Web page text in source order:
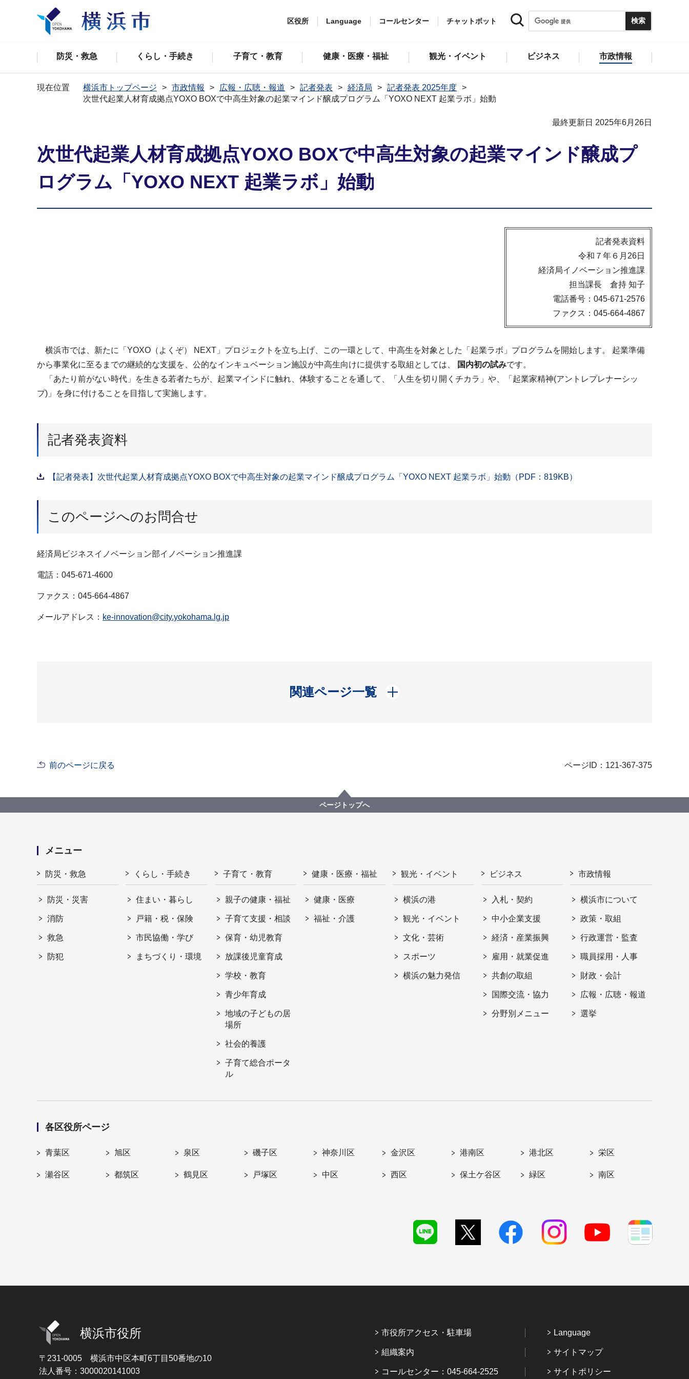
区役所 Language コールセンター チャットボット
防災・救急 くらし・手続き 子育て・教育 健康・医療・福祉 観光・イベント ビジネス 市政情報
現在位置 横浜市トップページ 市政情報 広報・広聴・報道 記者発表 経済局
記者発表 2025年度
次世代起業人材育成拠点YOXO BOXで中高生対象の起業マインド醸成プログラム「YOXO NEXT 起業ラボ」始動
最終更新日 2025年6月26日
次世代起業人材育成拠点YOXO BOXで中高生対象の起業マインド醸成プ
ログラム「YOXO NEXT 起業ラボ」始動
記者発表資料
令和７年６月26日
経済局イノベーション推進課
担当課長 倉持 知子
電話番号：045-671-2576
ファクス：045-664-4867
横浜市では、新たに「YOXO（よくぞ） NEXT」プロジェクトを立ち上げ、この一環として、中高生を対象とした「起業ラボ」プログラムを開始します。 起業準備
から事業化に至るまでの継続的な支援を、公的なインキュベーション施設が中高生向けに提供する取組としては、
国内初の試みです。
「あたり前がない時代」を生きる若者たちが、起業マインドに触れ、体験することを通して、「人生を切り開くチカラ」や、「起業家精神(アントレプレナーシッ
プ)」を身に付けることを目指して実施します。
記者発表資料
【記者発表】次世代起業人材育成拠点YOXO BOXで中高生対象の起業マインド醸成プログラム「YOXO NEXT 起業ラボ」始動（PDF：819KB）
このページへのお問合せ
経済局ビジネスイノベーション部イノベーション推進課
電話：045-671-4600
ファクス：045-664-4867
メールアドレス： ke-innovation@city.yokohama.lg.jp
関連ページ一覧
開く
前のページに戻る ページID：121-367-375
ページトップへ
メニュー
防災・救急
防災・災害
消防
救急
防犯
くらし・手続き
住まい・暮らし
戸籍・税・保険
市民協働・学び
まちづくり・環境
子育て・教育
親子の健康・福祉
子育て支援・相談
保育・幼児教育
放課後児童育成
学校・教育
青少年育成
地域の子どもの居
場所
社会的養護
子育て総合ポータ
ル
健康・医療・福祉
健康・医療
福祉・介護
観光・イベント
横浜の港
観光・イベント
文化・芸術
スポーツ
横浜の魅力発信
ビジネス
入札・契約
中小企業支援
経済・産業振興
雇用・就業促進
共創の取組
国際交流・協力
分野別メニュー
市政情報
横浜市について
政策・取組
行政運営・監査
職員採用・人事
財政・会計
広報・広聴・報道
選挙
各区役所ページ
青葉区 旭区 泉区 磯子区 神奈川区 金沢区 港南区 港北区 栄区
瀬谷区 都筑区 鶴見区 戸塚区 中区 西区 保土ケ谷区 緑区 南区
横浜市役所
〒231-0005 横浜市中区本町6丁目50番地の10
法人番号：3000020141003
市役所アクセス・駐車場
組織案内
コールセンター：045-664-2525
Language
サイトマップ
サイトポリシー